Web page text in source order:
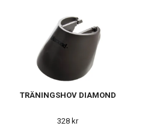
TRÄNINGSHOV DIAMOND
328 kr